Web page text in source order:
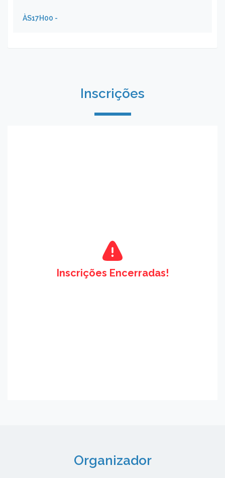
ÀS17H00 -
Inscrições
Inscrições Encerradas!
Organizador